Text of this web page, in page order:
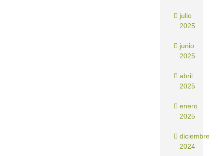
julio
2025
junio
2025
abril
2025
enero
2025
diciembre
2024